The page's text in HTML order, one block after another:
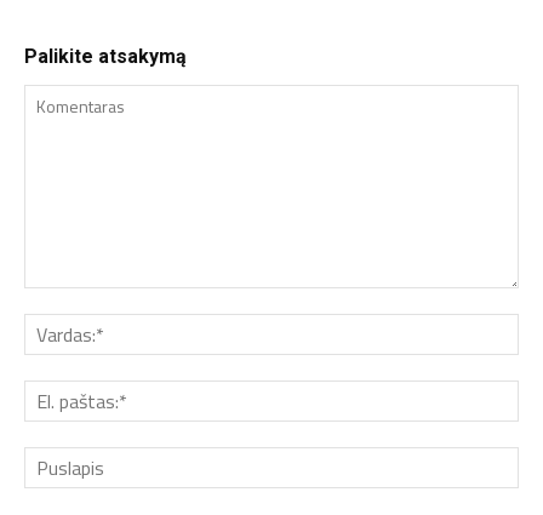
Palikite atsakymą